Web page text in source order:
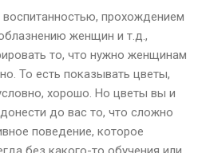
прохождением
женщин и т.д.,
то, что нужно женщинам
То есть показывать цветы,
хорошо. Но цветы вы и
до вас то, что сложно
поведение, которое